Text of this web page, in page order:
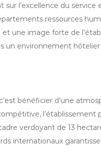
sur l’excellence du
ressources
une image forte de
un environnement
bénéficier d’une
verdoyant de 13
internationaux